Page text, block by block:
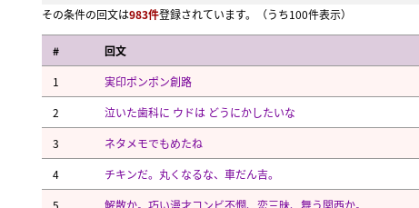
その条件の回文は983件登録されています。 （うち100件表示）
# 回文
1
実印ポンポン創路
2
泣いた歯科に ウドは どうにかしたいな
3
ネタメモでもめたね
4
チキンだ。丸くなるな、車だん吉。
5
解散か。巧い漫才コンビ不憫、恋三昧、舞う関西か。